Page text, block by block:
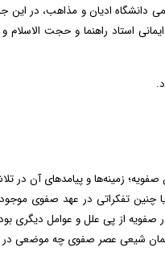
دانشگاه ادیان و مذاهب، در این
استاد راهنما و حجت الاسلام و
زمینه‌ها و پیامدهای آن در
چنین تفکراتی در عهد صفوی
صفویه از پی علل و عوامل
شیعی عصر صفوی چه موضعی در